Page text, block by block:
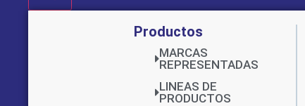
Productos
MARCAS
REPRESENTADAS
LINEAS DE
PRODUCTOS